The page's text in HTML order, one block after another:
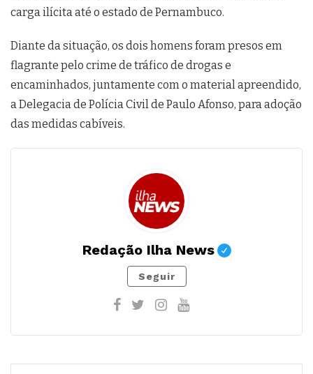
carga ilícita até o estado de Pernambuco.
Diante da situação, os dois homens foram presos em
flagrante pelo crime de tráfico de drogas e
encaminhados, juntamente com o material apreendido,
a Delegacia de Polícia Civil de Paulo Afonso, para adoção
das medidas cabíveis.
Redação Ilha News
Seguir